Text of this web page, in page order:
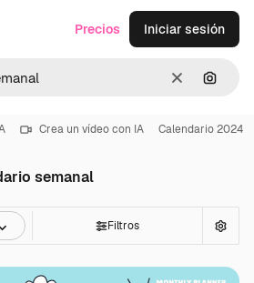
Borrar
Precios Iniciar sesión
Crea un vídeo con IA Calendario 2024
semanal
Filtros